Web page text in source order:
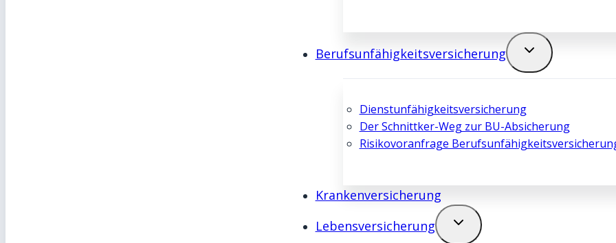
Berufsunfähigkeits­­versicherung
Dienstunfähigkeits­­versicherung
Der Schnittker-Weg zur BU-Absicherung
Risikovoranfrage
Kranken­­versicherung
Lebens­­versicherung